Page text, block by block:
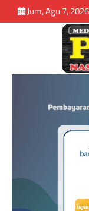
Jum, Agu 7, 2026